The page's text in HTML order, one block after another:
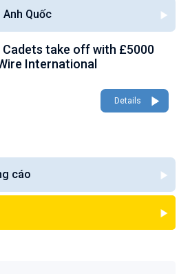
Anh Quốc
take off with £5000
International
Details
cáo